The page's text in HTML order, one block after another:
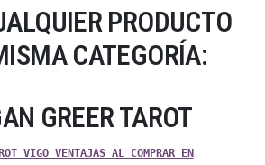
PRODUCTO
CATEGORÍA:
GREER TAROT
VIGO VENTAJAS AL COMPRAR EN